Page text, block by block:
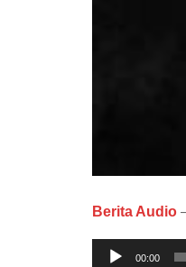
Berita Audio
Audio
00:00